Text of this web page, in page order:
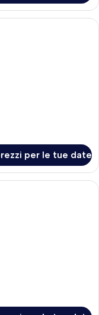
con una parete scura,
per le tue date
d'albergo con un letto